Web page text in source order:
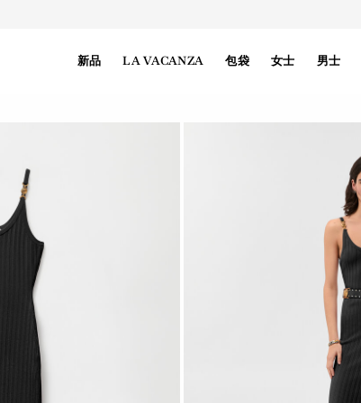
新品 LA VACANZA 包袋 女士 男士